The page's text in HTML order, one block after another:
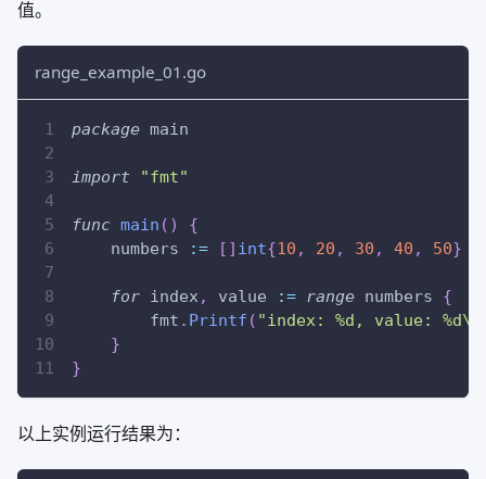
值。
range_example_01.go
package main
import "fmt"
func main ( )
{
    numbers
:= [ ] int{10 , 20 , 30 , 40 , 50}
for index , value := range numbers {
        fmt
. Printf ( "index: %d, value:
}
}
以上实例运行结果为：